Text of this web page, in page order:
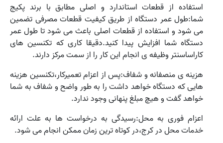
استفاده از قطعات استاندارد و اصلی مطابق با برند پکیج
شما:طول عمر دستگاه از طریق کیفیت قطعات مصرفی تضمین
می شود و استفاده از قطعات اصلی باعث می شود تا طول عمر
دستگاه شما افزایش پیدا کنید.دقیقا کاری که تکنسین های
کاراساسنتر وظیفه ی انجام این کار را از سمت مرکز دارند.
هزینه ی منصفانه و شفاف:پس از اعزام تعمیرکار،تکنسین هزینه
هایی که دستگاه خواهد داشت را به طور واضح و شفاف به شما
خواهد گفت و هیچ مبلغ پنهانی وجود ندارد.
اعزام فوری به محل:رسیدگی به درخواست ها به علت ارائه
خدمات محل در کرج،در کوتاه ترین زمان ممکن انجام می شود.